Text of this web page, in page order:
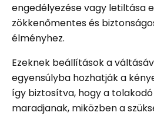
engedélyezése vagy letiltása
zökkenőmentes és
élményhez.
Ezeknek beállítások a
egyensúlyba hozhatják a
így biztosítva, hogy a
maradjanak, miközben a